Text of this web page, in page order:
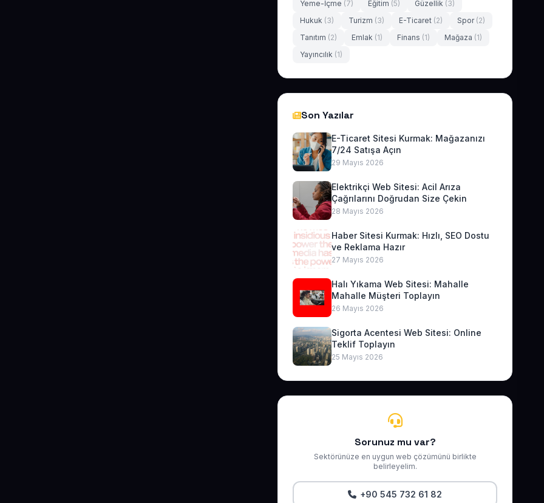
Yeme-İçme (7) Eğitim (5) Güzellik (3)
Hukuk (3) Turizm (3) E-Ticaret (2) Spor (2)
Tanıtım (2) Emlak (1) Finans (1) Mağaza (1)
Yayıncılık (1)
Son Yazılar
E-Ticaret Sitesi Kurmak: Mağazanızı
7/24 Satışa Açın
29 Mayıs 2026
Elektrikçi Web Sitesi: Acil Arıza
Çağrılarını Doğrudan Size Çekin
28 Mayıs 2026
Haber Sitesi Kurmak: Hızlı, SEO Dostu
ve Reklama Hazır
27 Mayıs 2026
Halı Yıkama Web Sitesi: Mahalle
Mahalle Müşteri Toplayın
26 Mayıs 2026
Sigorta Acentesi Web Sitesi: Online
Teklif Toplayın
25 Mayıs 2026
Sorunuz mu var?
Sektörünüze en uygun web çözümünü birlikte
belirleyelim.
+90 545 732 61 82